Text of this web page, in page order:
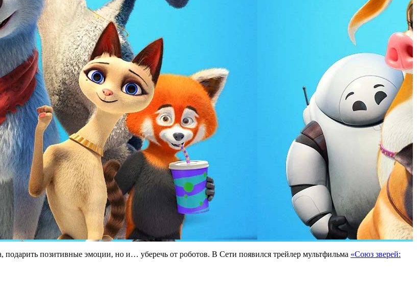
позитивные эмоции, но и… уберечь от роботов. В Сети появился трейлер мультфильма «Союз зверей: